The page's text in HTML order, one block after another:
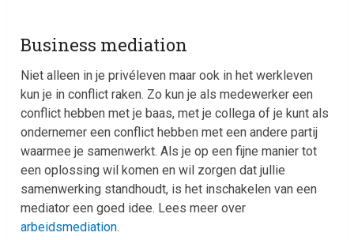
Business mediation
Niet alleen in je privéleven maar ook in het werkleven
kun je in conflict raken. Zo kun je als medewerker een
conflict hebben met je baas, met je collega of je kunt als
ondernemer een conflict hebben met een andere partij
waarmee je samenwerkt. Als je op een fijne manier tot
een oplossing wil komen en wil zorgen dat jullie
samenwerking standhoudt, is het inschakelen van een
mediator een goed idee. Lees meer over
arbeidsmediation.